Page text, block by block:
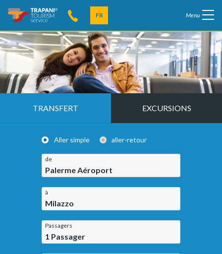
FR Menu
TRANSFERT EXCURSIONS
Aller simple aller-retour
de
Palerme Aéroport
à
Milazzo
Passagers
1 Passager